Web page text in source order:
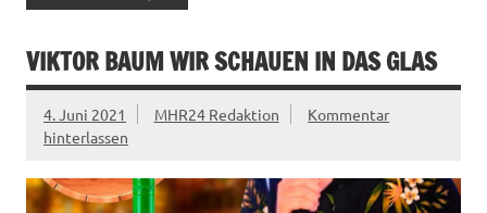
VIKTOR BAUM WIR SCHAUEN IN DAS GLAS
4. Juni 2021 MHR24 Redaktion
Kommentar
hinterlassen